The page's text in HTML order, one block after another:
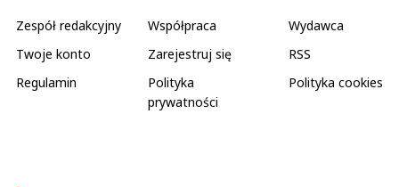
Zespół redakcyjny Współpraca
Wydawca
Twoje konto
Zarejestruj się
RSS
Regulamin
Polityka
prywatności
Polityka cookies